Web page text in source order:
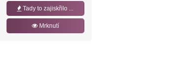
Tady to zajiskřilo ...
Mrknutí